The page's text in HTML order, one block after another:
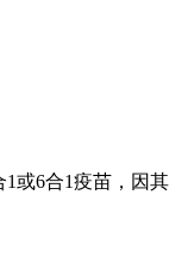
或6合1疫苗，因其